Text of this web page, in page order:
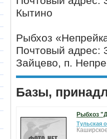
Кытино
Рыбхоз
Почтовый адрес:
Зайцево, п.
Базы,
Рыбхоз
Тульская